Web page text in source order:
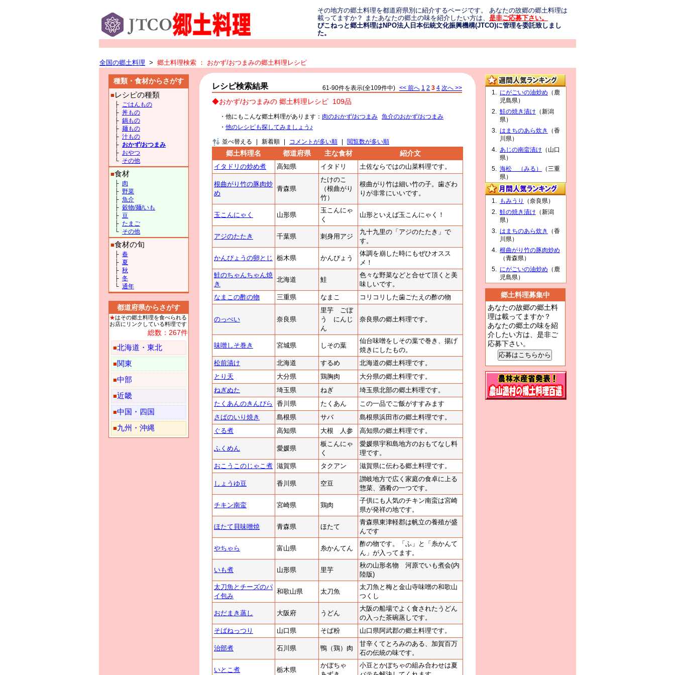
その地方の郷土料理を都道府県別に紹介するページです。 あなたの故郷の郷土料理は
載ってますか？ またあなたの郷土の味を紹介したい方は、 是非ご応募下さい。
ぴこねっと郷土料理はNPO法人日本伝統文化振興機構(JTCO)に管理を委託致しまし
た。
全国の郷土料理 > 郷土料理検索 ： おかず/おつまみの郷土料理レシピ
種類・食材からさがす
■ レシピの種類
├ ごはんもの
├ 丼もの
├ 鍋もの
├ 麺もの
├ 汁もの
├ おかず/おつまみ
├ おやつ
└ その他
■食材
├ 肉
├ 野菜
├ 魚介
├ 穀物/麺/いも
├ 豆
├ たまご
└ その他
■食材の旬
├ 春
├ 夏
├ 秋
├ 冬
└ 通年
都道府県からさがす
★はその郷土料理を食べられる
お店にリンクしている料理です
総数：267件
■北海道・東北
■関東
■中部
■近畿
■中国・四国
■九州・沖縄
レシピ検索結果 61-90件を表示(全109件中) << 前へ 1 2 3 4 次へ >>
◆おかず/おつまみの 郷土料理レシピ 109品
・他にもこんな郷土料理があります： 肉のおかず/おつまみ 魚介のおかず/おつまみ
・ 他のレシピも探してみましょう♪
並べ替える 新着順 コメントが多い順 閲覧数が多い順
郷土料理名 都道府県 主な食材 紹介文
イタドリの炒め煮 高知県 イタドリ 土佐ならではの山菜料理です。
根曲がり竹の豚肉炒
め
青森県
たけのこ
（根曲がり
竹）
根曲がり竹は細い竹の子。歯ざわ
りが非常にいいです。
玉こんにゃく 山形県
玉こんにゃ
く
山形といえば玉こんにゃく！
アジのたたき 千葉県 刺身用アジ
九十九里の「アジのたたき」で
す。
かんぴょうの卵とじ 栃木県 かんぴょう
体調を崩した時にもぜひオスス
メ！
鮭のちゃんちゃん焼
き
北海道 鮭
色々な野菜などと合せて頂くと美
味しいです。
なまこの酢の物
三重県 なまこ コリコリした歯ごたえの酢の物
のっぺい 奈良県
里芋 ごぼ
う にんじ
ん
奈良県の郷土料理です。
味噌しそ巻き 宮城県 しその葉
仙台味噌をしその葉で巻き、揚げ
焼きにしたもの。
松前漬け
北海道 するめ
北海道の郷土料理です。
とり天
大分県 鶏胸肉
大分県の郷土料理です。
ねぎぬた
埼玉県 ねぎ
埼玉県北部の郷土料理です。
たくあんのきんぴら
香川県 たくあん
この一品でご飯がすすみます
さばのいり焼き
島根県 サバ
島根県浜田市の郷土料理です。
ぐる煮
高知県 大根 人参 高知県の郷土料理です。
ふくめん 愛媛県
板こんにゃ
く
愛媛県宇和島地方のおもてなし料
理です。
おこうこのじゃこ煮 滋賀県 タクアン 滋賀県に伝わる郷土料理です。
しょうゆ豆 香川県 空豆
讃岐地方で広く家庭の食卓に上る
惣菜、酒肴の一つです。
チキン南蛮 宮崎県 鶏肉
子供にも人気のチキン南蛮は宮崎
県が発祥の地です。
ほたて貝味噌焼 青森県 ほたて
青森県東津軽郡は帆立の養殖が盛
んです
やちゃら 富山県 糸かんてん
酢の物です。「ふ」と「糸かんて
ん」が入ってます。
いも煮 山形県 里芋
秋の山形名物 河原でいも煮会(内
陸版)
太刀魚とチーズのパ
イ包み
和歌山県 太刀魚
太刀魚と梅と金山寺味噌の和歌山
つくし
おだまき蒸し 大阪府 うどん
大阪の船場でよく食されたうどん
の入った茶碗蒸しです。
そばねっつり
山口県 そば粉 山口県阿武郡の郷土料理です。
治部煮 石川県 鴨（鶏）肉
甘辛くてとろみのある、加賀百万
石の伝統の味です。
いとこ煮 栃木県
かぼちゃ
小豆とかぼちゃの組み合わせは夏
にがごいの油炒め （鹿
児島県）
鮭の焼き漬け （新潟
県）
はまちのあら炊き
（香
川県）
あじの南蛮漬け （山口
県）
海松 （みる）
（三重
県）
もみうり
（奈良県）
鮭の焼き漬け （新潟
県）
はまちのあら炊き
（香
川県）
根曲がり竹の豚肉炒め
（青森県）
にがごいの油炒め （鹿
児島県）
郷土料理募集中
あなたの故郷の郷土料
理は載ってますか？
あなたの郷土の味を紹
介したい方は、是非ご
応募下さい。